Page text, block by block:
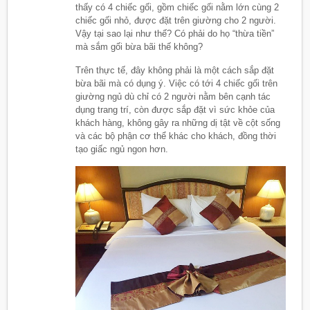
thấy có 4 chiếc gối, gồm chiếc gối nằm lớn cùng 2
chiếc gối nhỏ, được đặt trên giường cho 2 người.
Vậy tại sao lại như thế? Có phải do họ “thừa tiền”
mà sắm gối bừa bãi thế không?
Trên thực tế, đây không phải là một cách sắp đặt
bừa bãi mà có dụng ý. Việc có tới 4 chiếc gối trên
giường ngủ dù chỉ có 2 người nằm bên cạnh tác
dụng trang trí, còn được sắp đặt vì sức khỏe của
khách hàng, không gây ra những dị tật về cột sống
và các bộ phận cơ thể khác cho khách, đồng thời
tạo giấc ngủ ngon hơn.